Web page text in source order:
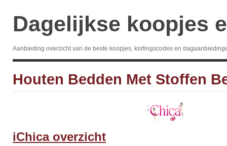
Dagelijkse koopjes
Aanbieding overzicht van de beste koopjes, kortingscodes en
Houten Bedden Met Stoffen
iChica overzicht